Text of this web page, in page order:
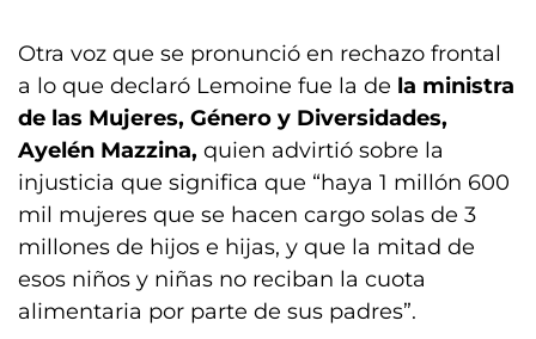
Otra voz que se pronunció en rechazo frontal
a lo que declaró Lemoine fue la de la ministra
de las Mujeres, Género y Diversidades,
Ayelén Mazzina, quien advirtió sobre la
injusticia que significa que “haya 1 millón 600
mil mujeres que se hacen cargo solas de 3
millones de hijos e hijas, y que la mitad de
esos niños y niñas no reciban la cuota
alimentaria por parte de sus padres”.